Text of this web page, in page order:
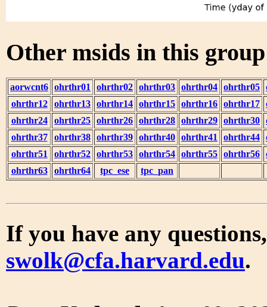
Other msids in this
aorwcnt6 ohrthr01 ohrthr02 ohrthr03 ohrthr04 ohrthr05
ohrthr12
ohrthr13 ohrthr14 ohrthr15 ohrthr16 ohrthr17
ohrthr24
ohrthr25 ohrthr26 ohrthr28 ohrthr29 ohrthr30
ohrthr37
ohrthr38 ohrthr39 ohrthr40 ohrthr41 ohrthr44
ohrthr51
ohrthr52 ohrthr53 ohrthr54 ohrthr55 ohrthr56
ohrthr63
ohrthr64 tpc_ese tpc_pan
If you have any
swolk@cfa.harvard.edu.